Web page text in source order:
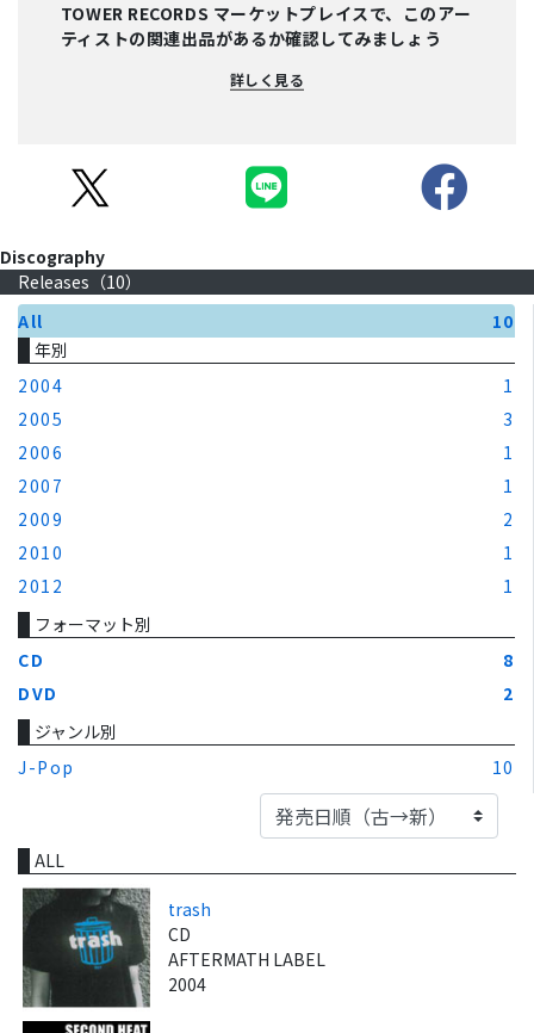
TOWER RECORDS マーケットプレイスで、このアー
ティストの関連出品があるか確認してみましょう
詳しく見る
Discography
Releases（10）
All
10
年別
2004
1
2005
3
2006
1
2007
1
2009
2
2010
1
2012
1
フォーマット別
CD
8
DVD
2
ジャンル別
J-Pop
10
ALL
trash
CD
AFTERMATH LABEL
2004